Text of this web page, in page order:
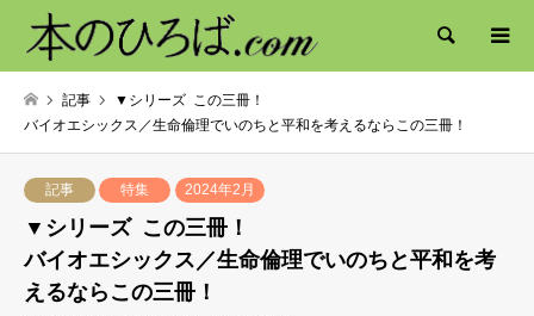
検索
記事
▼シリーズ この三冊！
バイオエシックス／生命倫理でいのちと平和を考えるならこの三冊！
記事 特集 2024年2月
▼シリーズ この三冊！
バイオエシックス／生命倫理でいのちと平和を考
えるならこの三冊！